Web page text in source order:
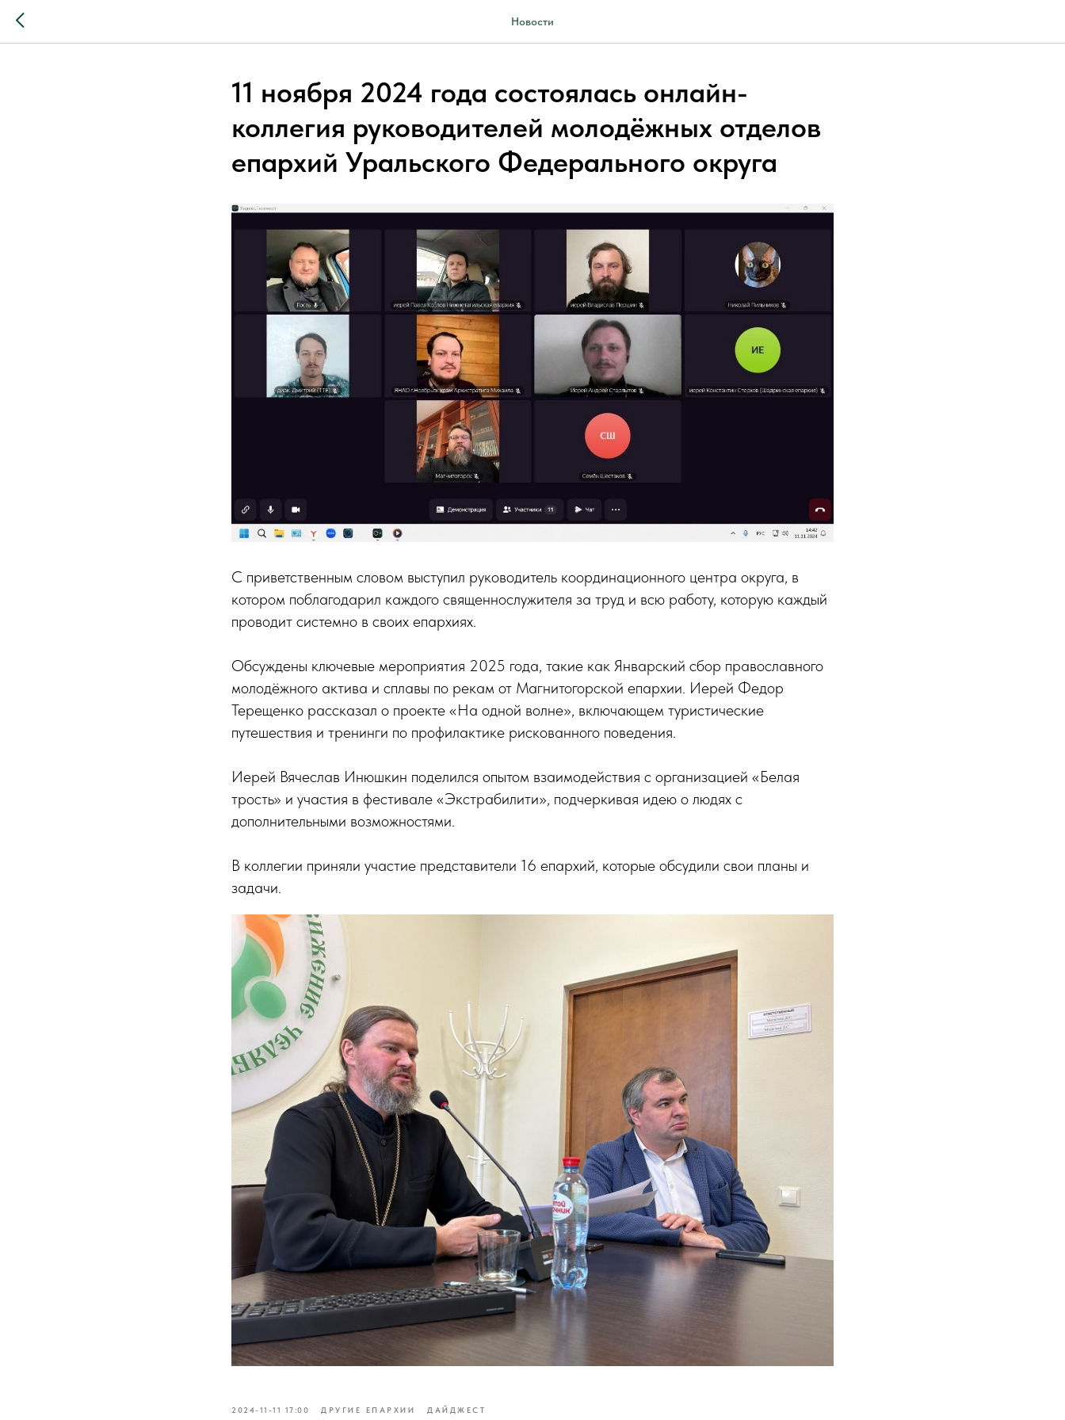
Новости
11 ноября 2024 года состоялась онлайн-
коллегия руководителей молодёжных отделов
епархий Уральского Федерального округа
С приветственным словом выступил руководитель координационного центра округа, в
котором поблагодарил каждого священнослужителя за труд и всю работу, которую каждый
проводит системно в своих епархиях.
Обсуждены ключевые мероприятия 2025 года, такие как Январский сбор православного
молодёжного актива и сплавы по рекам от Магнитогорской епархии. Иерей Федор
Терещенко рассказал о проекте «На одной волне», включающем туристические
путешествия и тренинги по профилактике рискованного поведения.
Иерей Вячеслав Инюшкин поделился опытом взаимодействия с организацией «Белая
трость» и участия в фестивале «Экстрабилити», подчеркивая идею о людях с
дополнительными возможностями.
В коллегии приняли участие представители 16 епархий, которые обсудили свои планы и
задачи.
2024-11-11 17:00 ДРУГИЕ ЕПАРХИИ ДАЙДЖЕСТ